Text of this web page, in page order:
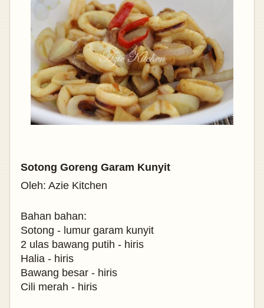
Sotong Goreng Garam Kunyit
Oleh: Azie Kitchen
Bahan bahan:
Sotong - lumur garam kunyit
2 ulas bawang putih - hiris
Halia - hiris
Bawang besar - hiris
Cili merah - hiris